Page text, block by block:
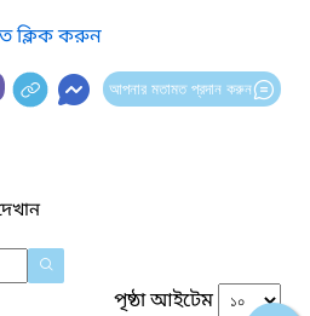
ক্লিক করুন
আপনার মতামত প্রদান করুন
পৃষ্ঠা আইটেম